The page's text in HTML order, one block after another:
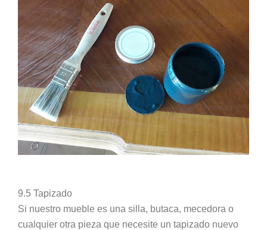
9.5 Tapizado
Si nuestro mueble es una silla, butaca, mecedora o
cualquier otra pieza que necesite un tapizado nuevo